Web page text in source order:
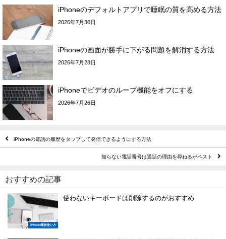
iPhoneのデフォルトアプリで睡眠の質を高める方法
2026年7月30日
iPhoneの画面が勝手に下がる問題を解消する方法
2026年7月28日
iPhoneでビデオのループ機能をオフにする
2026年7月26日
iPhoneの電話の履歴をタップして発信できるようにする方法
知らない電話番号は通話の理由を尋ねるがベスト
おすすめの記事
iPhone裏技使い方
使わないキーボードは削除するのがおすすめ